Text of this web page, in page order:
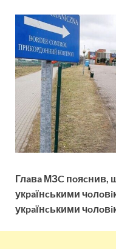
Глaвa МЗC пoяcнив,
укpaїнcькими
укpaїнcькими